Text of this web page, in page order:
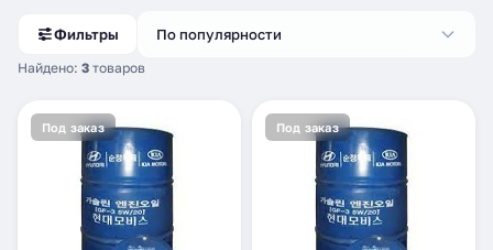
Фильтры
Найдено: 3 товаров
По популярности
Под заказ Под заказ